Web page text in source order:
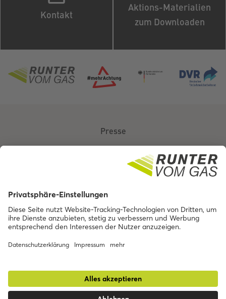
Kontakt
Aktions-Materialien
zum Downloaden
Presse
Barrierefreiheit